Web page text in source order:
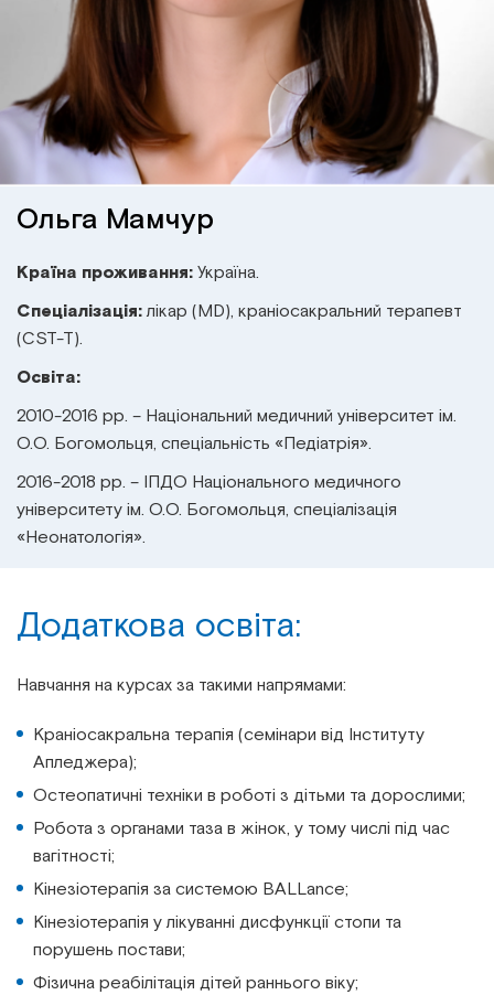
Ольга Мамчур
Країна проживання: Україна.
Спеціалізація: лікар (MD), краніосакральний терапевт
(CST-T).
Освіта:
2010-2016 рр. – Національний медичний університет ім.
О.О. Богомольця, спеціальність «Педіатрія».
2016-2018 рр. – ІПДО Національного медичного
університету ім. О.О. Богомольця, спеціалізація
«Неонатологія».
Додаткова освіта:
Навчання на курсах за такими напрямами:
Краніосакральна терапія (семінари від Інституту
Апледжера);
Остеопатичні техніки в роботі з дітьми та дорослими;
Робота з органами таза в жінок, у тому числі під час
вагітності;
Кінезіотерапія за системою BALLance;
Кінезіотерапія у лікуванні дисфункції стопи та
порушень постави;
Фізична реабілітація дітей раннього віку;
Інститут Апледжера
Інститут Барраля
FAQ
Прикладна кінезіологія
Кінезіотейпінг
Психологія, психотерапія
Естетична медицина
Остеопатичні маніпуляції по Барралю